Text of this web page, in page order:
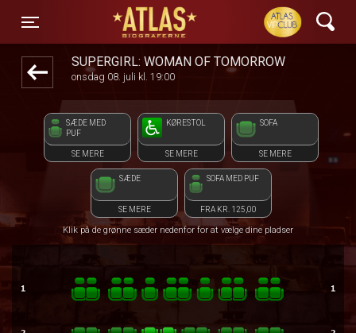
Toggle navigation
ATLAS Biograferne
SUPERGIRL: WOMAN OF TOMORROW
onsdag 08. juli kl. 19:00
SÆDE MED
PUF
SE MERE
KØRESTOL
SE MERE
SOFA
SE MERE
SÆDE
SE MERE
SOFA MED PUF
FRA KR. 125,00
Klik på de grønne sæder nedenfor for at vælge dine pladser
1step-front02 105139